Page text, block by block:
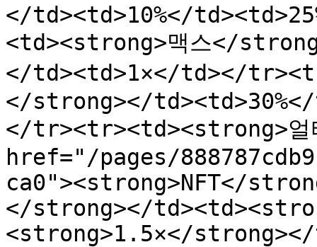
</td><td>10%</
<td><strong>맥스</
</td><td>1×</td></
</strong></
</tr><tr><td><strong>얼
href="/pages/
ca0"><strong>NFT</
</strong></
<strong>1.5×</